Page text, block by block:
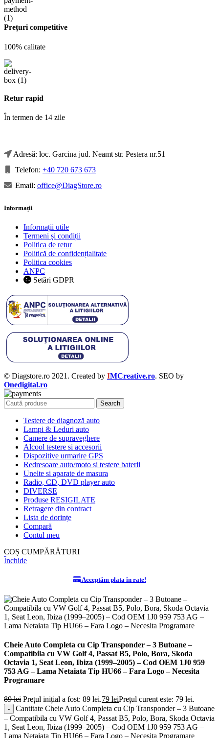
Prețuri competitive
100% calitate
Retur rapid
În termen de 14 zile
Adresă: loc. Garcina jud. Neamt str. Pestera nr.51
Telefon: +40 720 673 673
Email: office@DiagStore.ro
Informații
Informații utile
Termeni și condiții
Politica de retur
Politică de confidențialitate
Politica cookies
ANPC
Setări GDPR
© Diagstore.ro 2021. Created by IMCreative.ro. SEO by
Onedigital.ro
Search
Testere de diagnoză auto
Lampi & Leduri auto
Camere de supraveghere
Alcool testere si accesorii
Dispozitive urmarire GPS
Redresoare auto/moto si testere baterii
Unelte si aparate de masura
Radio, CD, DVD player auto
DIVERSE
Produse RESIGILATE
Retragere din contract
Lista de dorințe
Compară
Contul meu
COȘ CUMPĂRĂTURI
Închide
Acceptăm plata în rate!
Cheie Auto Completa cu Cip Transponder – 3 Butoane –
Compatibila cu VW Golf 4, Passat B5, Polo, Bora, Skoda
Octavia 1, Seat Leon, Ibiza (1999–2005) – Cod OEM 1J0 959
753 AG – Lama Netaiata Tip HU66 – Fara Logo – Necesita
Programare
89lei Prețul inițial a fost: 89 lei.79 leiPrețul curent este: 79 lei.
Cantitate Cheie Auto Completa cu Cip Transponder – 3 Butoane
– Compatibila cu VW Golf 4, Passat B5, Polo, Bora, Skoda Octavia
1, Seat Leon, Ibiza (1999–2005) – Cod OEM 1J0 959 753 AG –
Lama Netaiata Tip HU66 – Fara Logo – Necesita Programare